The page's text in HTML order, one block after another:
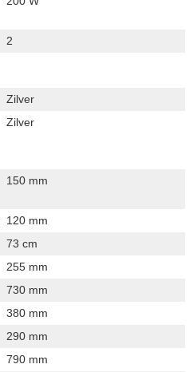
2
Zilver
Zilver
150 mm
120 mm
73 cm
255 mm
730 mm
380 mm
290 mm
790 mm